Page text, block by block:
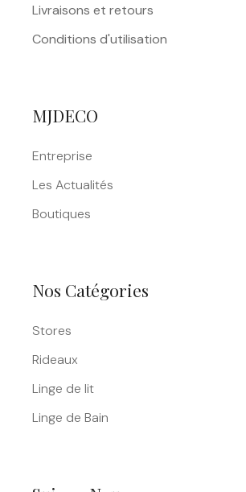
Livraisons et retours
Conditions d'utilisation
MJDECO
Entreprise
Les Actualités
Boutiques
Nos Catégories
Stores
Rideaux
Linge de lit
Linge de Bain